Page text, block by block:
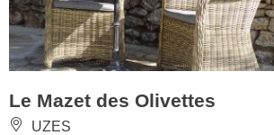
Le Mazet des Olivettes
UZES